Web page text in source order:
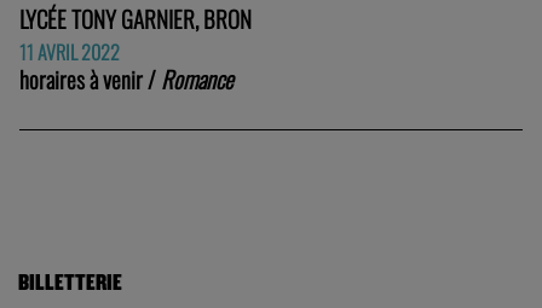
LYCÉE TONY GARNIER, BRON
11 AVRIL 2022
horaires à venir /Romance
BILLETTERIE